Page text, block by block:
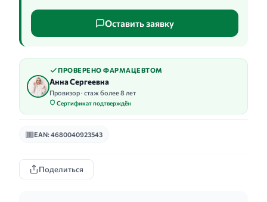
Оставить заявку
ПРОВЕРЕНО ФАРМАЦЕВТОМ
Анна Сергеевна
Провизор · стаж более 8 лет
Сертификат подтверждён
EAN: 4680040923543
Поделиться